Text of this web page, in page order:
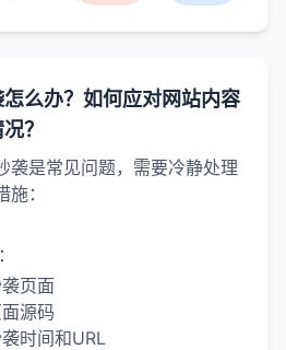
怎么办？如何应对网站内容
？
袭是常见问题，需要冷静处理
：
页面
源码
时间和URL